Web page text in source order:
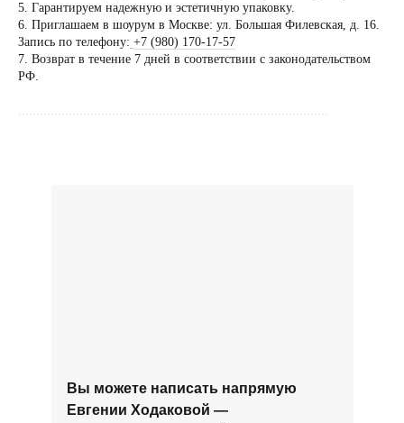
5. Гарантируем надежную и эстетичную упаковку.
6. Приглашаем в шоурум в Москве: ул. Большая Филевская, д. 16.
Запись по телефону: +7 (980) 170-17-57
7. Возврат в течение 7 дней в соответствии с законодательством
РФ.
......................................................................................
Вы можете написать напрямую
Евгении Ходаковой —
Вы можете
коллекционеру,